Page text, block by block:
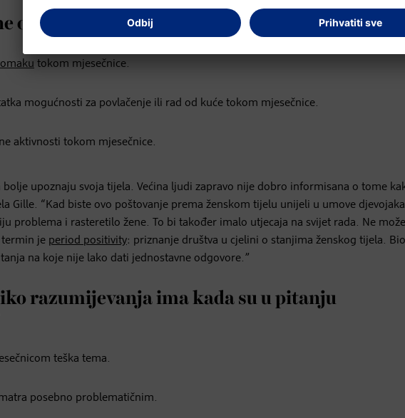
osjećaju tokom „onih dana”?
tokom mjesečnice.
mogućnosti za povlačenje ili rad od kuće tokom mjesečnice.
aktivnosti tokom mjesečnice.
upoznaju svoja tijela. Većina ljudi zapravo nije dobro informisana o tome
Gille. “Kad biste ovo poštovanje prema ženskom tijelu unijeli u umove
problema i rasteretilo žene. To bi također imalo utjecaja na svijet rada. Ne
termin je period positivity: priznanje društva u cjelini o stanjima ženskog tijela.
na koje nije lako dati jednostavne odgovore.”
razumijevanja ima kada su u pitanju
teška tema.
posebno problematičnim.